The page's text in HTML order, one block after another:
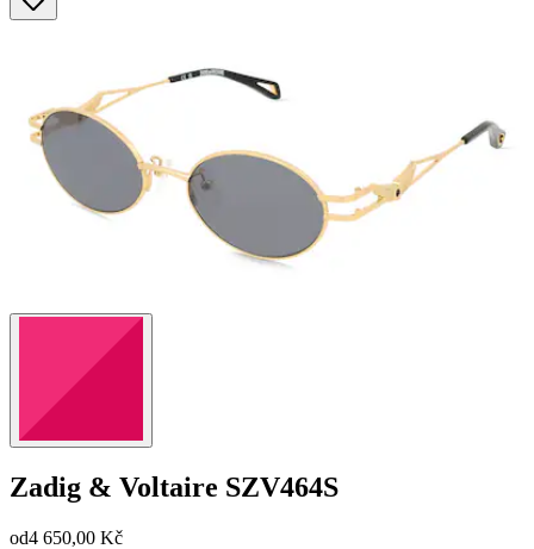
Zadig & Voltaire SZV464S
od4 650,00 Kč